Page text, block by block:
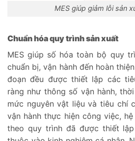
MES giúp giảm lỗi sản
Chuẩn hóa quy trình sản xuất
MES giúp số hóa toàn bộ quy
chuẩn bị, vận hành đến hoàn
đoạn đều được thiết lập các
ràng như thông số vận hành,
mức nguyên vật liệu và tiêu chí
vận hành thực hiện công việc,
theo quy trình đã được thiết